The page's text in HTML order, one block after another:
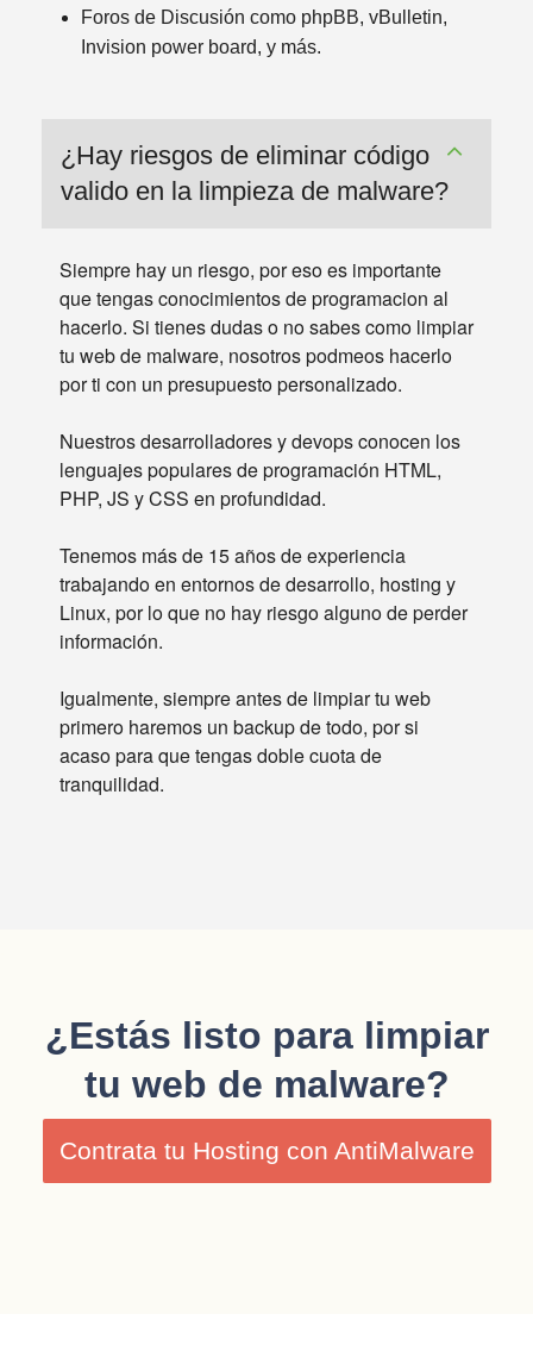
Foros de Discusión como phpBB, vBulletin,
Invision power board, y más.
¿Hay riesgos de eliminar código
valido en la limpieza de malware?
Siempre hay un riesgo, por eso es importante
que tengas conocimientos de programacion al
hacerlo. Si tienes dudas o no sabes como limpiar
tu web de malware, nosotros podmeos hacerlo
por ti con un presupuesto personalizado.
Nuestros desarrolladores y devops conocen los
lenguajes populares de programación HTML,
PHP, JS y CSS en profundidad.
Tenemos más de 15 años de experiencia
trabajando en entornos de desarrollo, hosting y
Linux, por lo que no hay riesgo alguno de perder
información.
Igualmente, siempre antes de limpiar tu web
primero haremos un backup de todo, por si
acaso para que tengas doble cuota de
tranquilidad.
¿Estás listo para limpiar
tu web de malware?
Contrata tu Hosting con AntiMalware